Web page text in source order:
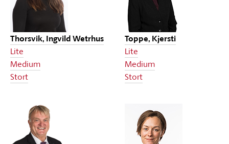
Thorsvik, Ingvild Wetrhus
Lite
Medium
Stort
Toppe, Kjersti
Lite
Medium
Stort